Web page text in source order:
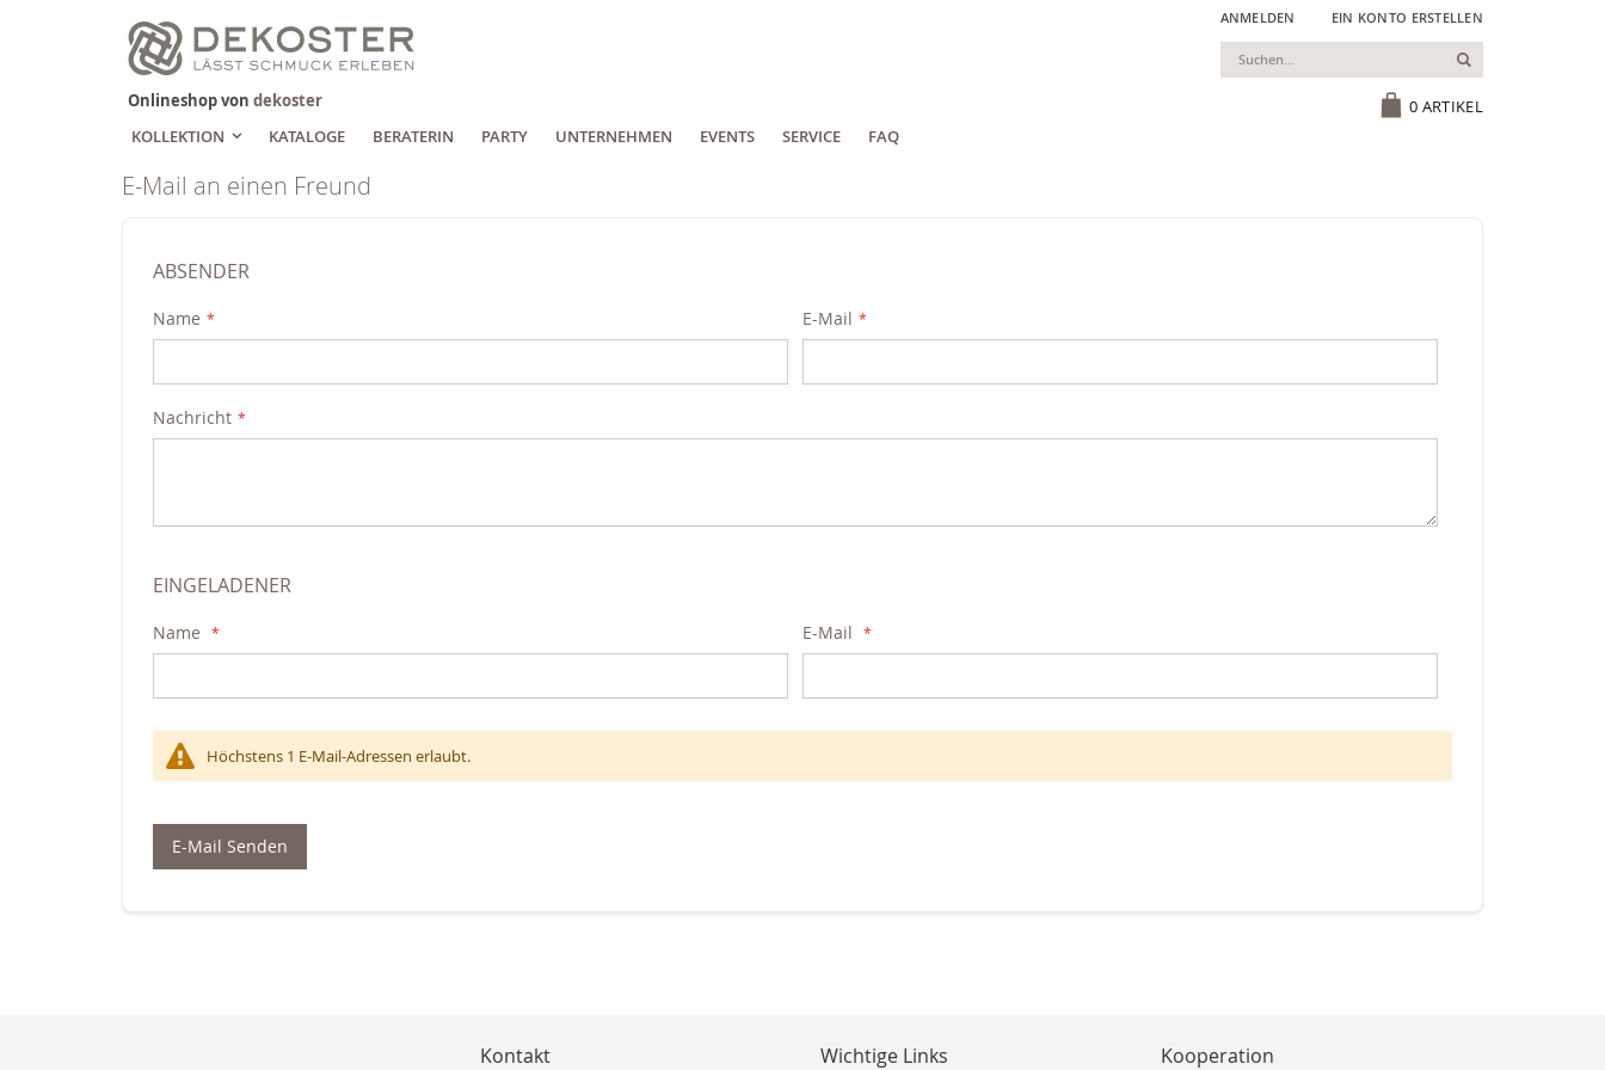
Zum
Inhalt
springen
ANMELDEN EIN KONTO ERSTELLEN
0 ARTIKEL
Suchen
Onlineshop von dekoster
KOLLEKTION
KATALOGE BERATERIN PARTY UNTERNEHMEN EVENTS SERVICE FAQ
E-Mail an einen Freund
ABSENDER
Name E-Mail
Nachricht
EINGELADENER
Name E-Mail
Höchstens 1 E-Mail-Adressen erlaubt.
E-Mail Senden
Kontakt Wichtige Links Kooperation